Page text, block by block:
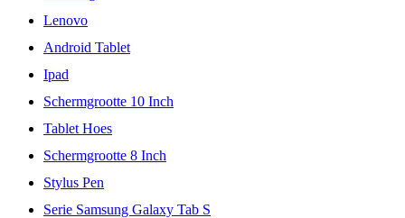
Lenovo
Android Tablet
Ipad
Schermgrootte 10 Inch
Tablet Hoes
Schermgrootte 8 Inch
Stylus Pen
Serie Samsung Galaxy Tab S